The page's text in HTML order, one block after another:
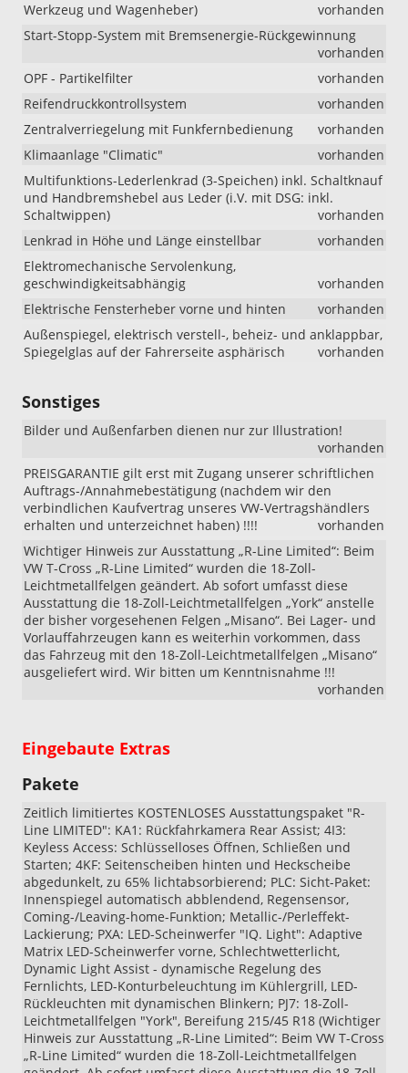
Werkzeug und Wagenheber)
vorhanden
Start-Stopp-System mit Bremsenergie-Rückgewinnung
vorhanden
OPF - Partikelfilter
vorhanden
Reifendruckkontrollsystem
vorhanden
Zentralverriegelung mit Funkfernbedienung
vorhanden
Klimaanlage "Climatic"
vorhanden
Multifunktions-Lederlenkrad (3-Speichen) inkl. Schaltknauf
und Handbremshebel aus Leder (i.V. mit DSG: inkl.
Schaltwippen)
vorhanden
Lenkrad in Höhe und Länge einstellbar
vorhanden
Elektromechanische Servolenkung,
geschwindigkeitsabhängig
vorhanden
Elektrische Fensterheber vorne und hinten
vorhanden
Außenspiegel, elektrisch verstell-, beheiz- und anklappbar,
Spiegelglas auf der Fahrerseite asphärisch
vorhanden
Sonstiges
Bilder und Außenfarben dienen nur zur Illustration!
vorhanden
PREISGARANTIE gilt erst mit Zugang unserer schriftlichen
Auftrags-/Annahmebestätigung (nachdem wir den
verbindlichen Kaufvertrag unseres VW-Vertragshändlers
erhalten und unterzeichnet haben) !!!!
vorhanden
Wichtiger Hinweis zur Ausstattung „R-Line Limited“: Beim
VW T-Cross „R-Line Limited“ wurden die 18-Zoll-
Leichtmetallfelgen geändert. Ab sofort umfasst diese
Ausstattung die 18-Zoll-Leichtmetallfelgen „York“ anstelle
der bisher vorgesehenen Felgen „Misano“. Bei Lager- und
Vorlauffahrzeugen kann es weiterhin vorkommen, dass
das Fahrzeug mit den 18-Zoll-Leichtmetallfelgen „Misano“
ausgeliefert wird. Wir bitten um Kenntnisnahme !!!
vorhanden
Eingebaute Extras
Pakete
Zeitlich limitiertes KOSTENLOSES Ausstattungspaket "R-
Line LIMITED": KA1: Rückfahrkamera Rear Assist; 4I3:
Keyless Access: Schlüsselloses Öffnen, Schließen und
Starten; 4KF: Seitenscheiben hinten und Heckscheibe
abgedunkelt, zu 65% lichtabsorbierend; PLC: Sicht-Paket:
Innenspiegel automatisch abblendend, Regensensor,
Coming-/Leaving-home-Funktion; Metallic-/Perleffekt-
Lackierung; PXA: LED-Scheinwerfer "IQ. Light": Adaptive
Matrix LED-Scheinwerfer vorne, Schlechtwetterlicht,
Dynamic Light Assist - dynamische Regelung des
Fernlichts, LED-Konturbeleuchtung im Kühlergrill, LED-
Rückleuchten mit dynamischen Blinkern; PJ7: 18-Zoll-
Leichtmetallfelgen "York", Bereifung 215/45 R18 (Wichtiger
Hinweis zur Ausstattung „R-Line Limited“: Beim VW T-Cross
„R-Line Limited“ wurden die 18-Zoll-Leichtmetallfelgen